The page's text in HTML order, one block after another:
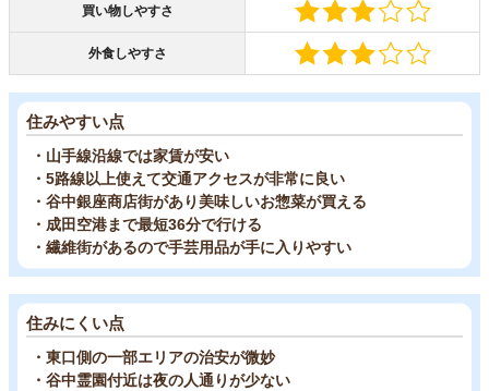
買い物しやすさ
外食しやすさ
住みやすい点
・山手線沿線では家賃が安い
・5路線以上使えて交通アクセスが非常に良い
・谷中銀座商店街があり美味しいお惣菜が買える
・成田空港まで最短36分で行ける
・繊維街があるので手芸用品が手に入りやすい
住みにくい点
・東口側の一部エリアの治安が微妙
・谷中霊園付近は夜の人通りが少ない